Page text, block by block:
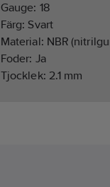
Gauge: 18
Färg:Svart
Material: NBR
Foder: Ja
Tjocklek: 2.1 mm